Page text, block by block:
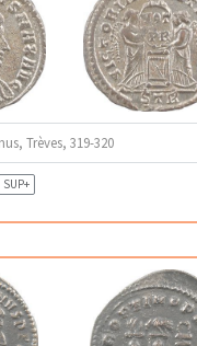
Trèves, 319-320
SUP+